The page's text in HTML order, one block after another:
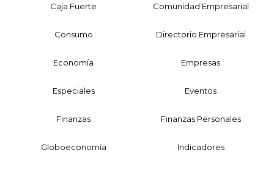
Caja Fuerte Comunidad Empresarial
Consumo Directorio Empresarial
Economía Empresas
Especiales Eventos
Finanzas Finanzas Personales
Globoeconomía Indicadores